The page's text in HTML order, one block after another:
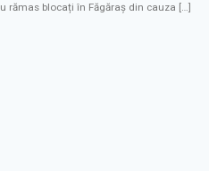
rămas blocați în Făgăraș din cauza […]